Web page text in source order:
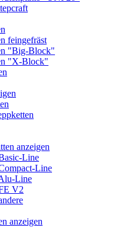
feingefräst
"Big-Block"
"X-Block"
anzeigen
Line
Line
Line
V2
anzeigen